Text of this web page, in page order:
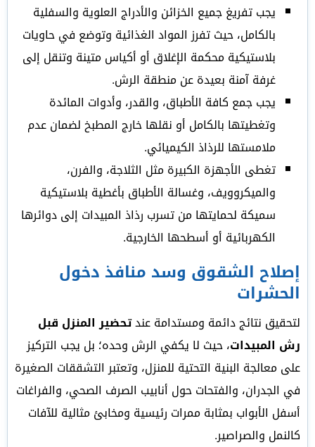
يجب تفريغ جميع الخزائن والأدراج العلوية والسفلية
بالكامل، حيث تفرز المواد الغذائية وتوضع في حاويات
بلاستيكية محكمة الإغلاق أو أكياس متينة وتنقل إلى
غرفة آمنة بعيدة عن منطقة الرش.
يجب جمع كافة الأطباق، والقدر، وأدوات المائدة
وتغطيتها بالكامل أو نقلها خارج المطبخ لضمان عدم
ملامستها للرذاذ الكيميائي.
تغطى الأجهزة الكبيرة مثل الثلاجة، والفرن،
والميكروويف، وغسالة الأطباق بأغطية بلاستيكية
سميكة لحمايتها من تسرب رذاذ المبيدات إلى دوائرها
الكهربائية أو أسطحها الخارجية.
إصلاح الشقوق وسد منافذ دخول
الحشرات
لتحقيق نتائج دائمة ومستدامة عندتحضير المنزل قبل
رش المبيدات، حيث لا يكفي الرش وحده؛ بل يجب التركيز
على معالجة البنية التحتية للمنزل، وتعتبر التشققات الصغيرة
في الجدران، والفتحات حول أنابيب الصرف الصحي، والفراغات
أسفل الأبواب بمثابة ممرات رئيسية ومخابئ مثالية للآفات
كالنمل والصراصير.